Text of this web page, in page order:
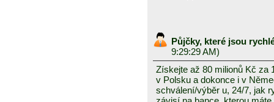
Půjčky, které jsou
9:29:29 AM)
Získejte až 80 milionů Kč za
v Polsku a dokonce i v
schválení/výběr u, 24/7, jak